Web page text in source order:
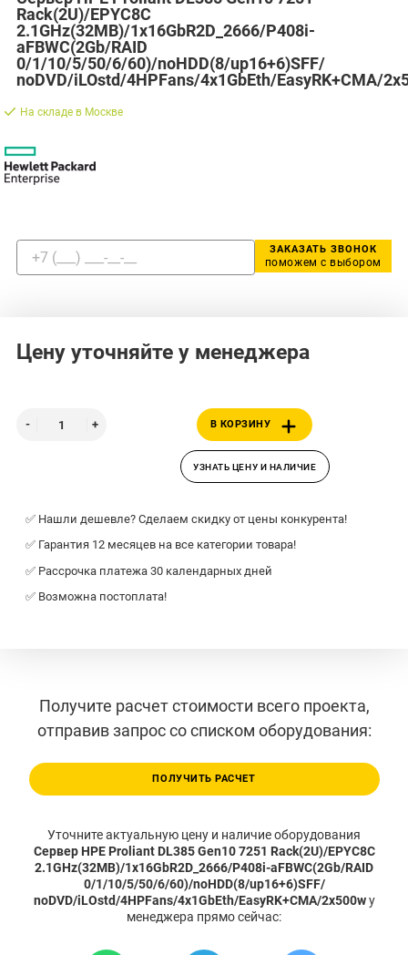
Rack(2U)/EPYC8C
2.1GHz(32MB)/1x16GbR2D_2666/P408i-
aFBWC(2Gb/RAID
0/1/10/5/50/6/60)/noHDD(8/up16+6)SFF/
noDVD/iLOstd/4HPFans/4x1GbEth/EasyRK+CMA/
На складе в Москве
ЗАКАЗАТЬ ЗВОНОК
поможем с выбором
Цену уточняйте у менеджера
В КОРЗИНУ
УЗНАТЬ ЦЕНУ И НАЛИЧИЕ
✅ Нашли дешевле? Сделаем скидку от цены конкурента!
✅ Гарантия 12 месяцев на все категории товара!
✅ Рассрочка платежа 30 календарных дней
✅ Возможна постоплата!
Получите расчет стоимости всего проекта,
отправив запрос со списком оборудования:
ПОЛУЧИТЬ РАСЧЕТ
Уточните актуальную цену и наличие оборудования
Сервер HPE Proliant DL385 Gen10 7251 Rack(2U)/EPYC8C
2.1GHz(32MB)/1x16GbR2D_2666/P408i-aFBWC(2Gb/RAID
0/1/10/5/50/6/60)/noHDD(8/up16+6)SFF/
noDVD/iLOstd/4HPFans/4x1GbEth/EasyRK+CMA/2x500wу
менеджера прямо сейчас: